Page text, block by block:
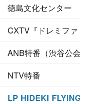
徳島文化センター
CXTV『ドレミファドン』
ANB特番（渋谷公会堂）
NTV特番
LP HIDEKI FLYING UP